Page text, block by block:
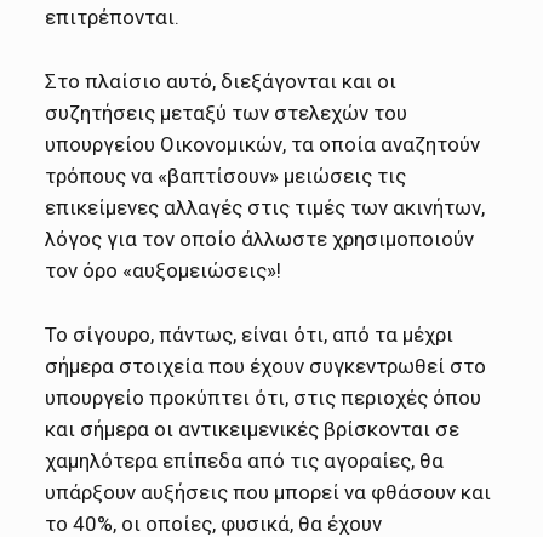
επιτρέπονται.
Στο πλαίσιο αυτό, διεξάγονται και οι
συζητήσεις μεταξύ των στελεχών του
υπουργείου Οικονομικών, τα οποία αναζητούν
τρόπους να «βαπτίσουν» μειώσεις τις
επικείμενες αλλαγές στις τιμές των ακινήτων,
λόγος για τον οποίο άλλωστε χρησιμοποιούν
τον όρο «αυξομειώσεις»!
Το σίγουρο, πάντως, είναι ότι, από τα μέχρι
σήμερα στοιχεία που έχουν συγκεντρωθεί στο
υπουργείο προκύπτει ότι, στις περιοχές όπου
και σήμερα οι αντικειμενικές βρίσκονται σε
χαμηλότερα επίπεδα από τις αγοραίες, θα
υπάρξουν αυξήσεις που μπορεί να φθάσουν και
το 40%, οι οποίες, φυσικά, θα έχουν